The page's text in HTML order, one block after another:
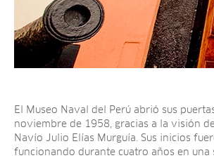
El Museo Naval del Perú abrió sus
noviembre de 1958, gracias a la visión
Navío Julio Elías Murguía. Sus inicios
funcionando durante cuatro años en una